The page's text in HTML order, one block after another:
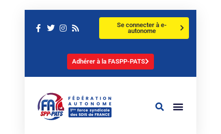
Se connecter à e-
autonome
Adhérer à la FASPP-PATS